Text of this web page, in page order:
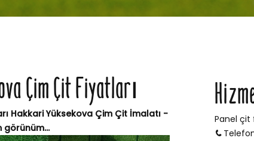
Panel çit
Çim Çit Fiyatları
Hakkari Yüksekova Çim Çit İmalatı -
görünüm...